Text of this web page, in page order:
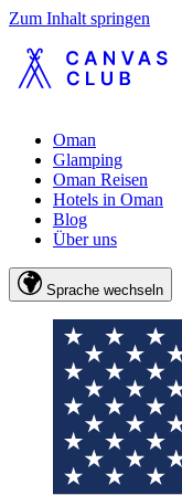
Zum Inhalt springen
Oman
Glamping
Oman Reisen
Hotels in Oman
Blog
Über uns
Sprache wechseln